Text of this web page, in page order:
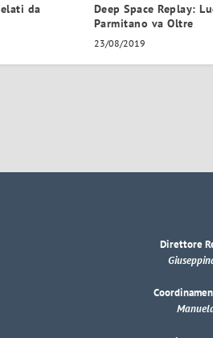
da
Deep Space Replay:
Parmitano va Oltre
23/08/2019
Direttore